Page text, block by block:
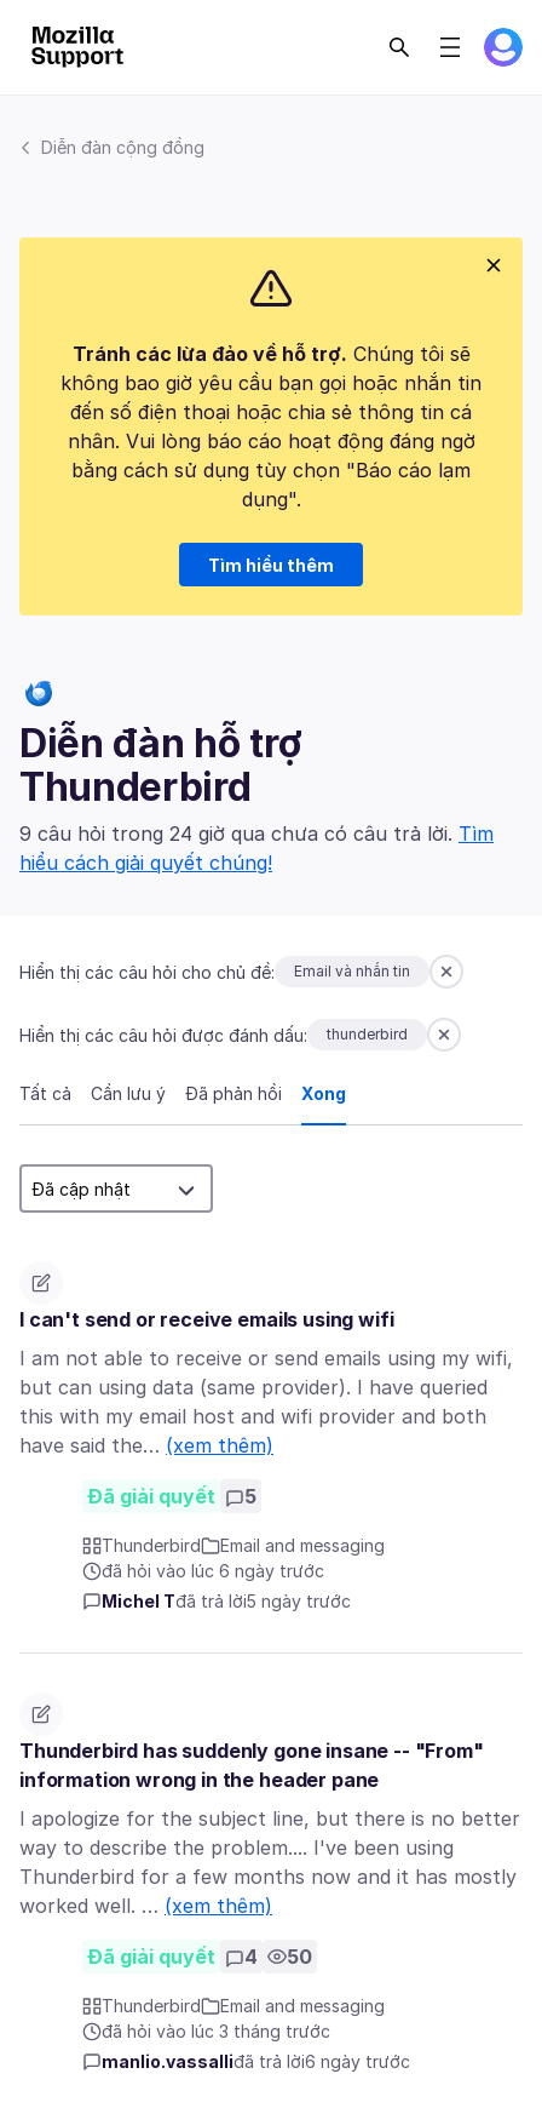
Diễn đàn cộng đồng
Tránh các lừa đảo về hỗ trợ. Chúng tôi sẽ
không bao giờ yêu cầu bạn gọi hoặc nhắn tin
đến số điện thoại hoặc chia sẻ thông tin cá
nhân. Vui lòng báo cáo hoạt động đáng ngờ
bằng cách sử dụng tùy chọn "Báo cáo lạm
dụng".
Tìm hiểu thêm
Diễn đàn hỗ trợ
Thunderbird
9 câu hỏi trong 24 giờ qua chưa có câu trả lời. Tìm
hiểu cách giải quyết chúng!
Hiển thị các câu hỏi cho chủ đề: Email và nhắn tin
Hiển thị các câu hỏi được đánh dấu: thunderbird
Tất cả Cần lưu ý Đã phản hồi Xong
I can't send or receive emails using wifi
I am not able to receive or send emails using my wifi,
but can using data (same provider). I have queried
this with my email host and wifi provider and both
have said the… (xem thêm)
Đã giải quyết 5
Thunderbird
Email and messaging
đã hỏi vào lúc 6 ngày trước
Michel Tđã trả lời5 ngày trước
Thunderbird has suddenly gone insane -- "From"
information wrong in the header pane
I apologize for the subject line, but there is no better
way to describe the problem.... I've been using
Thunderbird for a few months now and it has mostly
worked well. … (xem thêm)
Đã giải quyết 4 50
Thunderbird
Email and messaging
đã hỏi vào lúc 3 tháng trước
manlio.vassalliđã trả lời6 ngày trước